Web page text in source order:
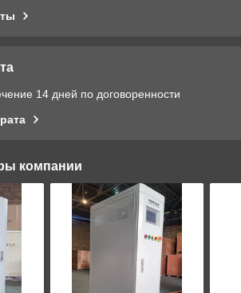
14 дней по договоренности
компании